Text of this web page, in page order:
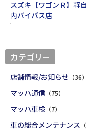
スズキ【ワゴンＲ】軽
内バイパス店
カテゴリー
店舗情報/お知らせ （36）
マッハ通信 （75）
マッハ車検 （7）
車の総合メンテナンス